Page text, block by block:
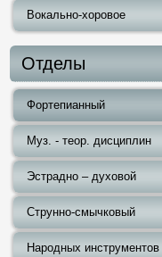
Вокально-хоровое
Отделы
Фортепианный
Муз. - теор. дисциплин
Эстрадно – духовой
Струнно-смычковый
Народных инструментов